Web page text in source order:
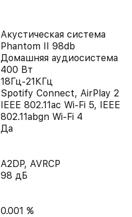
Акустическая система
Phantom II 98db
Домашняя аудиосистема
400 Вт
18Гц-21КГц
Spotify Connect, AirPlay 2
IEEE 802.11ac Wi-Fi 5, IEEE
802.11abgn Wi-Fi 4
Да
A2DP, AVRCP
98 дБ
0.001 %